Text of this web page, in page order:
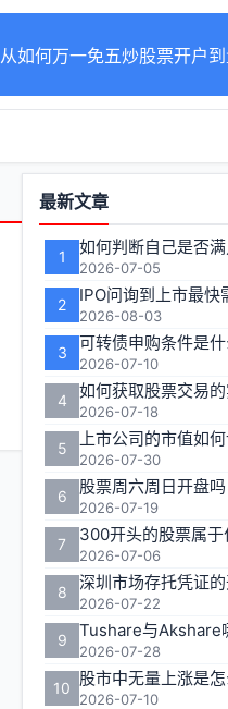
从如何万一免五炒股票开户
功
能
区
最新文章
1 如何判断自己是否
2026-07-05
2 IPO问询到上市最快
2026-08-03
3
2026-07-10
4 如何获取股票交易
2026-07-18
5 上市公司的市值如
2026-07-30
6 股票周六周日开盘吗
2026-07-19
7
2026-07-06
8
2026-07-22
9
2026-07-28
10 股市中无量上涨是怎
2026-07-10